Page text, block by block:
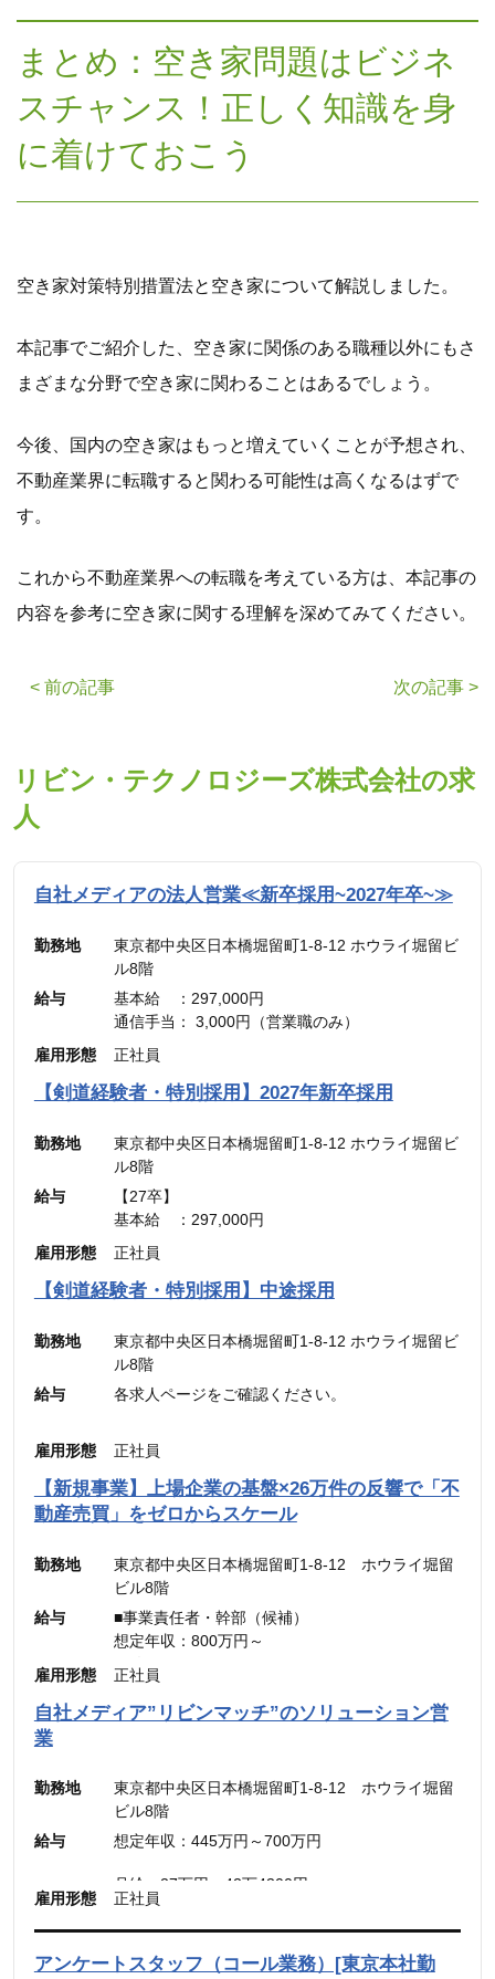
まとめ：空き家問題はビジネ
スチャンス！正しく知識を身
に着けておこう
空き家対策特別措置法と空き家について解説しました。
本記事でご紹介した、空き家に関係のある職種以外にもさ
まざまな分野で空き家に関わることはあるでしょう。
今後、国内の空き家はもっと増えていくことが予想され、
不動産業界に転職すると関わる可能性は高くなるはずで
す。
これから不動産業界への転職を考えている方は、本記事の
内容を参考に空き家に関する理解を深めてみてください。
< 前の記事 次の記事 >
リビン・テクノロジーズ株式会社の求
人
自社メディアの法人営業≪新卒採用~2027年卒~≫
勤務地
東京都中央区日本橋堀留町1-8-12 ホウライ堀留ビ
ル8階
給与
基本給 ：297,000円
通信手当： 3,000円（営業職のみ）
———————————
合計 ：300,000円 ＋ インセンティブ
※45時間分の見込み残業代(77,700円)を含む
雇用形態 正社員
【剣道経験者・特別採用】2027年新卒採用
勤務地
東京都中央区日本橋堀留町1-8-12 ホウライ堀留ビ
ル8階
給与
【27卒】
基本給 ：297,000円
通信手当： 3,000円（営業職のみ）
———————————
合計 ：300,000円 ＋ インセンティブ
雇用形態 正社員
【剣道経験者・特別採用】中途採用
勤務地
東京都中央区日本橋堀留町1-8-12 ホウライ堀留ビ
ル8階
給与
各求人ページをご確認ください。
雇用形態 正社員
【新規事業】上場企業の基盤×26万件の反響で「不
動産売買」をゼロからスケール
勤務地
東京都中央区日本橋堀留町1-8-12 ホウライ堀留
ビル8階
給与
■事業責任者・幹部（候補）
想定年収：800万円～
月給：48万4,900円～
（固定残業代：45時間分【12万5,600円～】含
金は別途追加支給
■メンバー・リーダー
想定年収：500万円～800万円
（固定残業代：45時間分【7万8,500円〜12万
5,600円】含む。）
※45時間を超える時間外労働分についての割増賃
雇用形態 正社員
自社メディア”リビンマッチ”のソリューション営
業
勤務地
東京都中央区日本橋堀留町1-8-12 ホウライ堀留
ビル8階
給与
想定年収：445万円～700万円
月給：27万円～42万4300円
（固定残業代：45時間分【7万円～10万9900
円】）
（45時間を超える時間外労働分についての割増賃
雇用形態 正社員
アンケートスタッフ（コール業務）[東京本社勤